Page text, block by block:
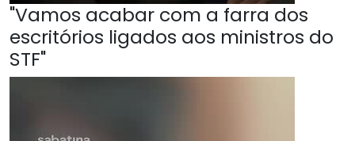
"Vamos acabar com a farra dos
escritórios ligados aos ministros do
STF"